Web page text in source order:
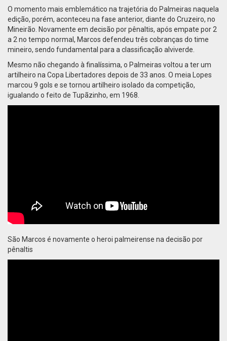
O momento mais emblemático na trajetória do Palmeiras naquela
edição, porém, aconteceu na fase anterior, diante do Cruzeiro, no
Mineirão. Novamente em decisão por pênaltis, após empate por 2
a 2 no tempo normal, Marcos defendeu três cobranças do time
mineiro, sendo fundamental para a classificação alviverde.
Mesmo não chegando à finalíssima, o Palmeiras voltou a ter um
artilheiro na Copa Libertadores depois de 33 anos. O meia Lopes
marcou 9 gols e se tornou artilheiro isolado da competição,
igualando o feito de Tupãzinho, em 1968.
São Marcos é novamente o heroi palmeirense na decisão por
pênaltis